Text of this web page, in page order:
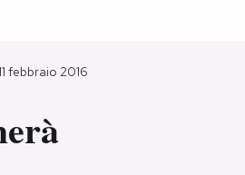
febbraio 2016